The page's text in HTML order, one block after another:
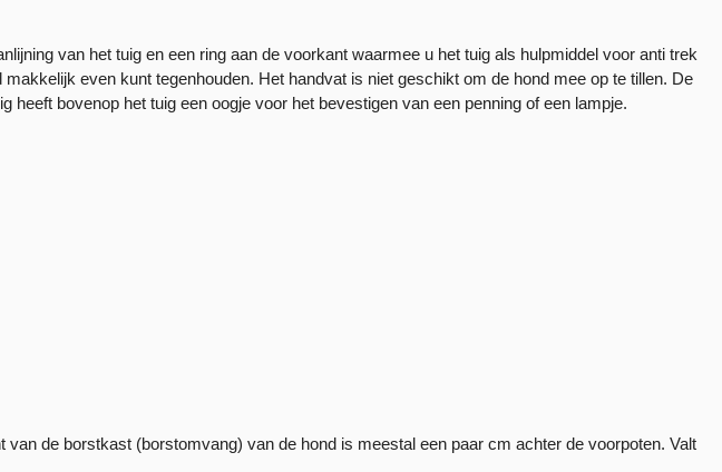
van het tuig en een ring aan de voorkant waarmee u het tuig als hulpmiddel voor anti trek
even kunt tegenhouden. Het handvat is niet geschikt om de hond mee op te tillen. De
bovenop het tuig een oogje voor het bevestigen van een penning of een lampje.
de borstkast (borstomvang) van de hond is meestal een paar cm achter de voorpoten. Valt